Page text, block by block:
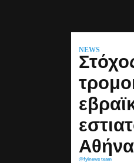
NEWS
@fyinews team